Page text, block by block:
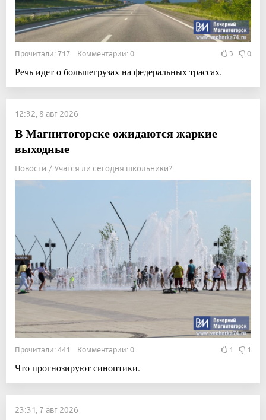
Прочитали: 717 Комментарии: 0 3 0
Речь идет о большегрузах на федеральных трассах.
12:32, 8 авг 2026
В Магнитогорске ожидаются жаркие
выходные
Новости / Учатся ли сегодня школьники?
Прочитали: 441 Комментарии: 0 1 1
Что прогнозируют синоптики.
23:31, 7 авг 2026